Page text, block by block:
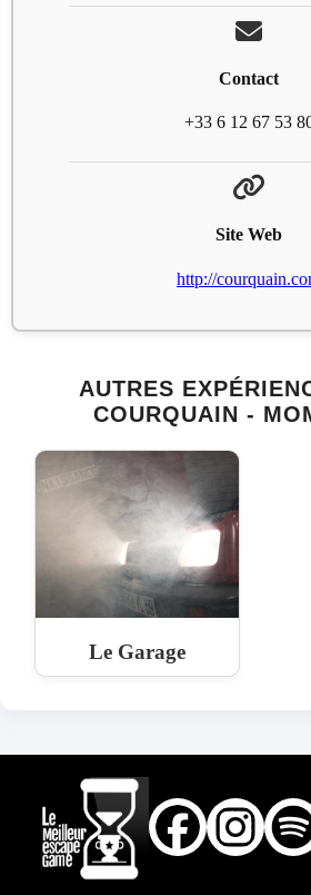
Contact
+33 6 12 67 53
Site Web
http://
AUTRES
COURQUAIN -
Le Garage